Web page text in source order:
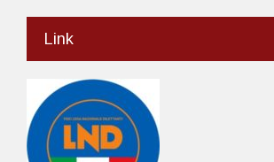
Link